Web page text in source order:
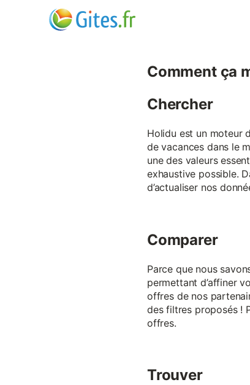
Comment ça
Chercher
Holidu est un moteur
de vacances dans le
une des valeurs
exhaustive possible.
d’actualiser nos
Comparer
Parce que nous
permettant d’affiner
offres de nos
des filtres proposés !
offres.
Trouver